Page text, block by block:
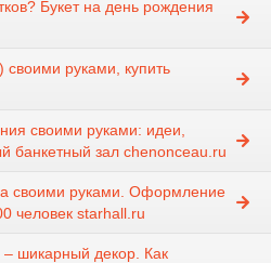
Букет на день рождения
своими руками, купить
своими руками: идеи,
банкетный зал chenonceau.ru
своими руками. Оформление
человек starhall.ru
шикарный декор. Как